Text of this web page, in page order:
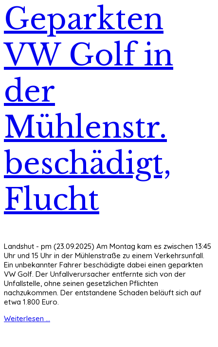
Geparkten
VW Golf in
der
Mühlenstr.
beschädigt,
Flucht
Landshut - pm (23.09.2025) Am Montag kam es zwischen 13:45
Uhr und 15 Uhr in der Mühlenstraße zu einem Verkehrsunfall.
Ein unbekannter Fahrer beschädigte dabei einen geparkten
VW Golf. Der Unfallverursacher entfernte sich von der
Unfallstelle, ohne seinen gesetzlichen Pflichten
nachzukommen. Der entstandene Schaden beläuft sich auf
etwa 1.800 Euro.
Weiterlesen ...